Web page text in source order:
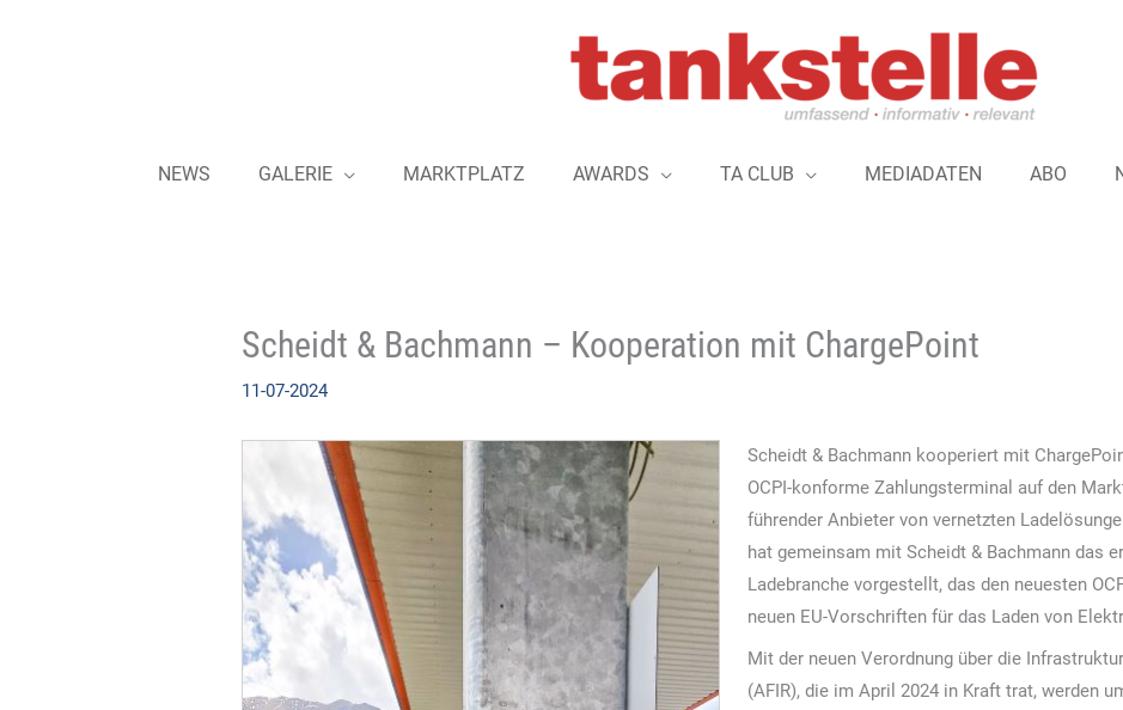
NEWS GALERIE MARKTPLATZ AWARDS TA CLUB MEDIADATEN ABO
Scheidt & Bachmann – Kooperation mit ChargePoint
11-07-2024
Scheidt & Bachmann kooperiert mit
OCPI-konforme Zahlungsterminal auf den
führender Anbieter von vernetzten
hat gemeinsam mit Scheidt & Bachmann das
Ladebranche vorgestellt, das den neuesten
neuen EU-Vorschriften für das Laden von
Mit der neuen Verordnung über die
(AFIR), die im April 2024 in Kraft trat, werden